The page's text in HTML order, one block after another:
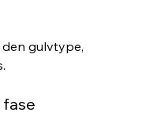
gulvtype,